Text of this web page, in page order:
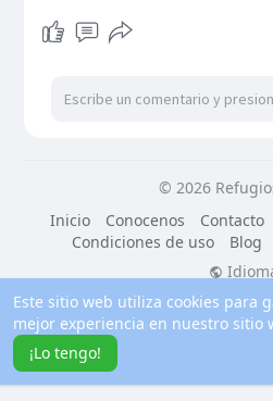
Este sitio web utiliza cookies para
mejor experiencia en nuestro sitio
¡Lo tengo!
© 2026
Inicio
Conocenos Contacto
Condiciones de uso
Blog